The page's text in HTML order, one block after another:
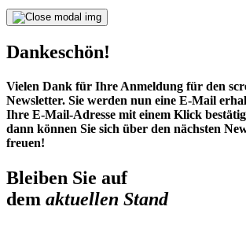
Dankeschön!
Vielen Dank für Ihre Anmeldung für den
Newsletter. Sie werden nun eine E-Mail
Ihre E-Mail-Adresse mit einem Klick
dann können Sie sich über den nächsten
freuen!
Bleiben Sie auf
dem aktuellen Stand